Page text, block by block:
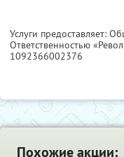
Услуги предоставляет:
Ответственностью
1092366002376
Похожие акции: